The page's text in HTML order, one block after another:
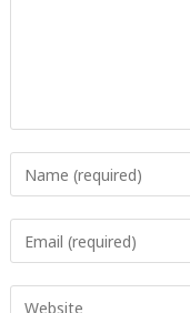
your
username
to
your
address